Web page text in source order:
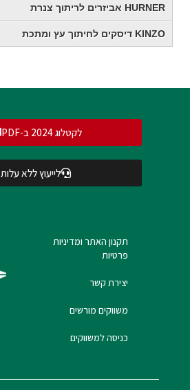
HURNER אביזרים לריתוך צנרת
KINZO דיסקים לחיתוך עץ ומתכת
לקטלוג 2024 ב-PDF
לייעוץ ללא עלות
תקנון האתר ומדיניות
פרטיות
יצירת קשר
משווקים מורשים
כניסה למשווקים